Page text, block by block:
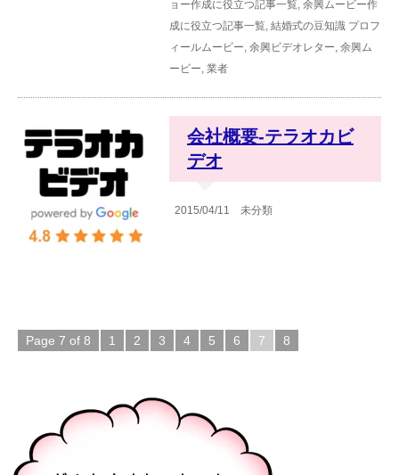
ョー作成に役立つ記事一覧, 余興ムービー作
成に役立つ記事一覧, 結婚式の豆知識 プロフ
ィールムービー, 余興ビデオレター, 余興ム
ービー, 業者
会社概要-テラオカビ
デオ
2015/04/11 未分類
Page 7 of 8 1 2 3 4 5 6 7 8